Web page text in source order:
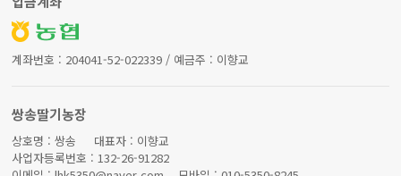
계좌번호 : 204041-52-022339 / 예금주 : 이향교
쌍송딸기농장
상호명 : 쌍송 대표자 : 이향교
사업자등록번호 : 132-26-91282